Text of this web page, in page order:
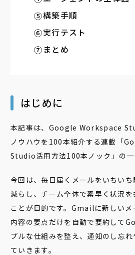
構築手順
実行テスト
まとめ
はじめに
本記事は、Google Workspace
ノウハウを100本紹介する連載「
Studio活用方法100本ノック」の一
今回は、毎日届くメールをいちい
減らし、チーム全体で素早く状況
ことが目的です。Gmailに新しいメ
内容の要点だけを自動で要約して
プルな仕組みを整え、通知のし忘
ていきます。